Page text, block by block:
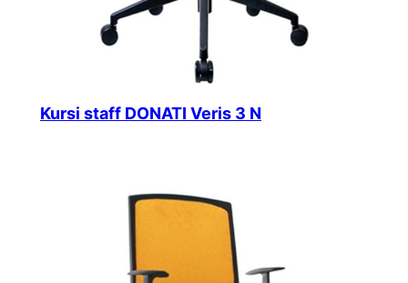
Kursi staff DONATI Veris 3 N